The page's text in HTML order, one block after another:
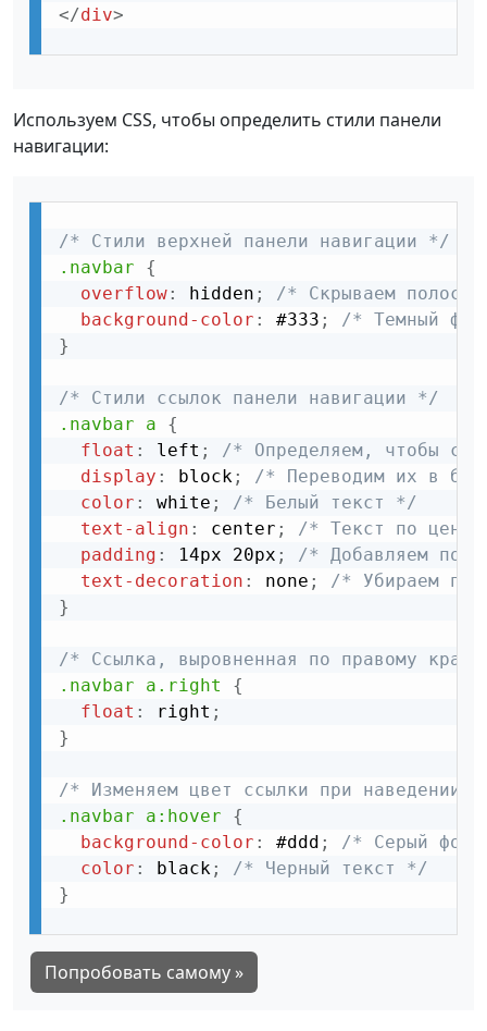
</div>
Используем CSS, чтобы определить стили панели
навигации:
/* Стили верхней панели навигации */
.navbar
{
overflow: hidden ;
/* Скрываем полосы
background-color : #333 ;
/* Темный
}
/* Стили ссылок панели навигации */
.navbar a
{
float : left ;
/* Определяем, чтобы
display : block ;
/* Переводим их в
color : white ;
/* Белый текст */
text-align : center ;
/* Текст по
padding : 14px 20px ;
/* Добавляем
text-decoration : none ;
/* Убираем
}
/* Ссылка, выровненная по правому краю
.navbar a.right
{
float : right ;
}
/* Изменяем цвет ссылки при наведении
.navbar a:hover
{
background-color : #ddd ;
/* Серый фон
color : black ;
/* Черный текст */
}
Попробовать самому »